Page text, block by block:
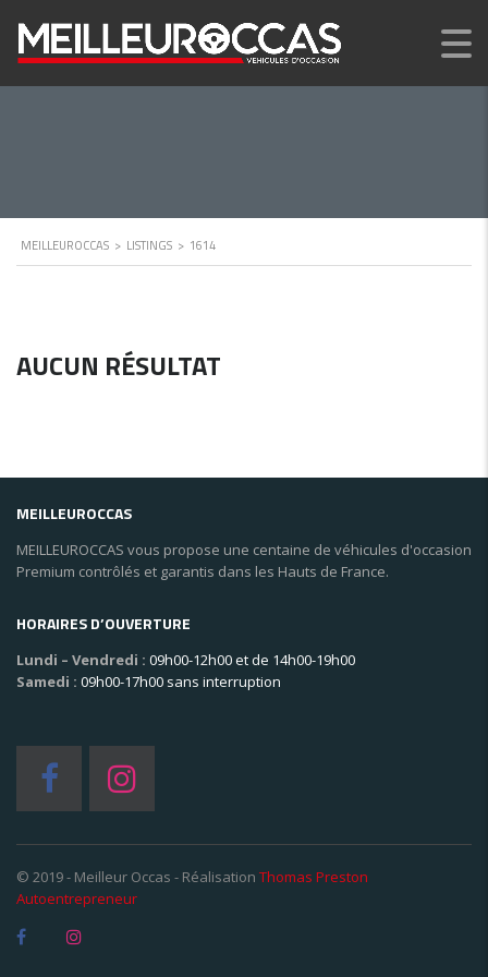
MEILLEUROCCAS > LISTINGS > 1614
AUCUN RÉSULTAT
MEILLEUROCCAS
MEILLEUROCCAS vous propose une centaine de véhicules d'occasion
Premium contrôlés et garantis dans les Hauts de France.
HORAIRES D’OUVERTURE
Lundi – Vendredi : 09h00-12h00 et de 14h00-19h00
Samedi : 09h00-17h00 sans interruption
© 2019 - Meilleur Occas - Réalisation Thomas Preston
Autoentrepreneur